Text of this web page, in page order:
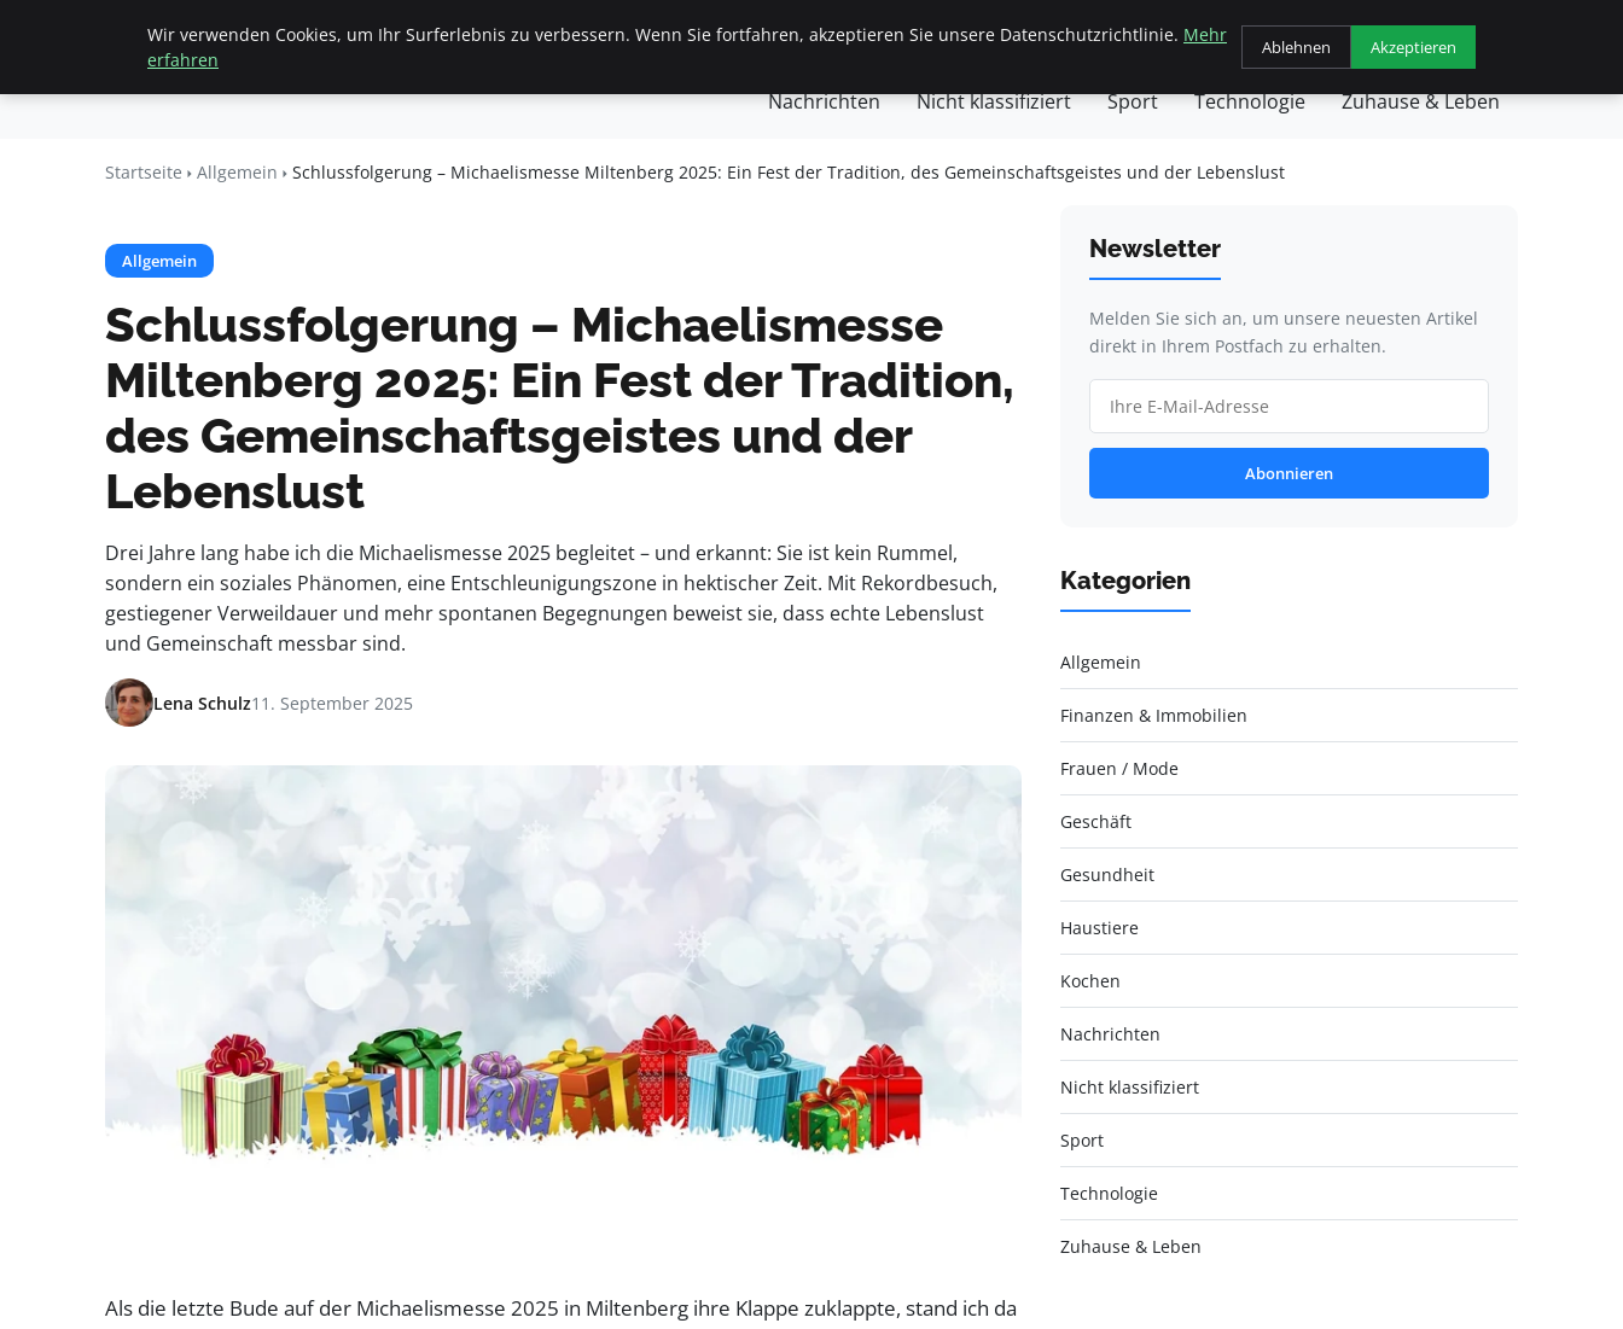
Beyond
Startseite Allgemein Finanzen & Immobilien Frauen / Mode Geschäft Gesundheit Haustiere Kochen
Nachrichten Nicht klassifiziert Sport Technologie Zuhause & Leben
Startseite Allgemein Schlussfolgerung – Michaelismesse Miltenberg 2025: Ein Fest der Tradition, des Gemeinschaftsgeistes und der Lebenslust
Allgemein
Schlussfolgerung – Michaelismesse
Miltenberg 2025: Ein Fest der Tradition,
des Gemeinschaftsgeistes und der
Lebenslust
Drei Jahre lang habe ich die Michaelismesse 2025 begleitet – und erkannt: Sie ist kein Rummel,
sondern ein soziales Phänomen, eine Entschleunigungszone in hektischer Zeit. Mit Rekordbesuch,
gestiegener Verweildauer und mehr spontanen Begegnungen beweist sie, dass echte Lebenslust
und Gemeinschaft messbar sind.
Lena Schulz11. September 2025
Als die letzte Bude auf der Michaelismesse 2025 in Miltenberg ihre Klappe zuklappte, stand ich da
Newsletter
Melden Sie sich an, um unsere neuesten Artikel
direkt in Ihrem Postfach zu erhalten.
Abonnieren
Kategorien
Allgemein
Finanzen & Immobilien
Frauen / Mode
Geschäft
Gesundheit
Haustiere
Kochen
Nachrichten
Nicht klassifiziert
Sport
Technologie
Zuhause & Leben
Wir verwenden Cookies, um Ihr Surferlebnis zu verbessern. Wenn Sie fortfahren, akzeptieren Sie unsere Datenschutzrichtlinie. Mehr
erfahren
Ablehnen Akzeptieren